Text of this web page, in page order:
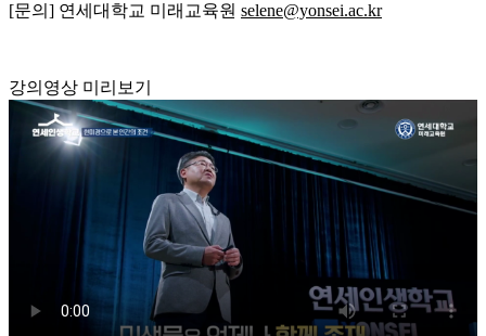
[문의] 연세대학교 미래교육원 selene@yonsei.ac.kr
강의영상 미리보기